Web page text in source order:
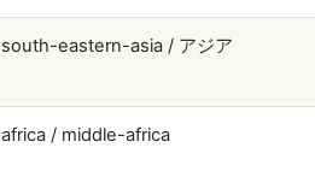
south-eastern-asia / アジア
africa / middle-africa